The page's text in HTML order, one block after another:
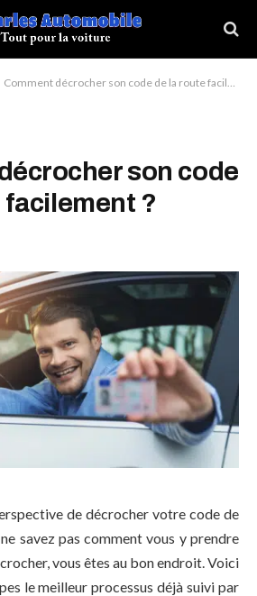
Comment décrocher son code de la route facilement ?
son code
facilement ?
de décrocher votre code de
savez pas comment vous y prendre
vous êtes au bon endroit. Voici
le meilleur processus déjà suivi par